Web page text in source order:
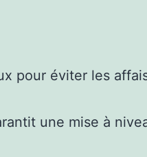
pour éviter les
une mise à